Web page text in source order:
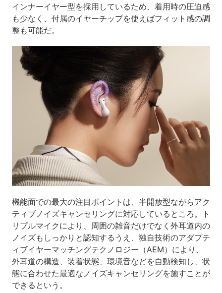
インナーイヤー型を採用しているため、着用時の圧迫感
も少なく、付属のイヤーチップを使えばフィット感の調
整も可能だ。
機能面での最大の注目ポイントは、半開放型ながらアク
ティブノイズキャンセリングに対応しているところ。ト
リプルマイクにより、周囲の雑音だけでなく外耳道内の
ノイズもしっかりと認知するうえ、独自技術のアダプテ
ィブイヤーマッチングテクノロジー（AEM）により、
外耳道の構造、装着状態、環境音などを自動検知し、状
態に合わせた最適なノイズキャンセリングを施すことが
できるという。